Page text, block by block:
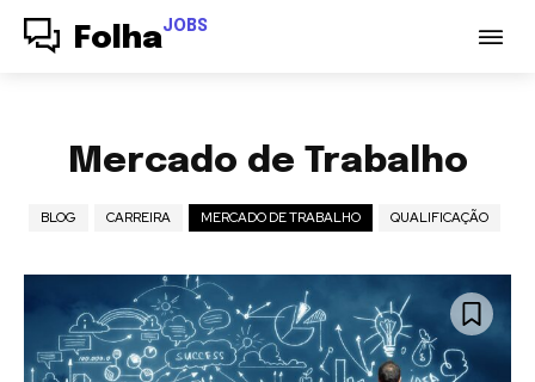
FolhaJOBS
Mercado de Trabalho
BLOG CARREIRA MERCADO DE TRABALHO QUALIFICAÇÃO